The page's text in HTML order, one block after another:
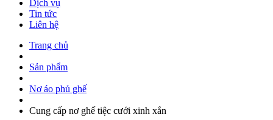
Dịch vụ
Tin tức
Liên hệ
Trang chủ
Sản phẩm
Nơ áo phủ ghế
Cung cấp nơ ghế tiệc cưới xinh xắn